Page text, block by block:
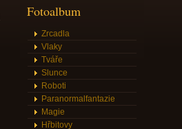
Fotoalbum
Zrcadla
Vlaky
Tváře
Slunce
Roboti
Paranormalfantazie
Magie
Hřbitovy